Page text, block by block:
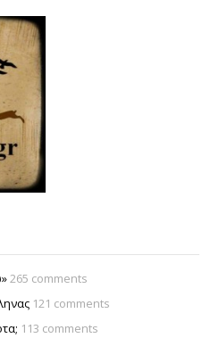
265 comments
121 comments
113 comments